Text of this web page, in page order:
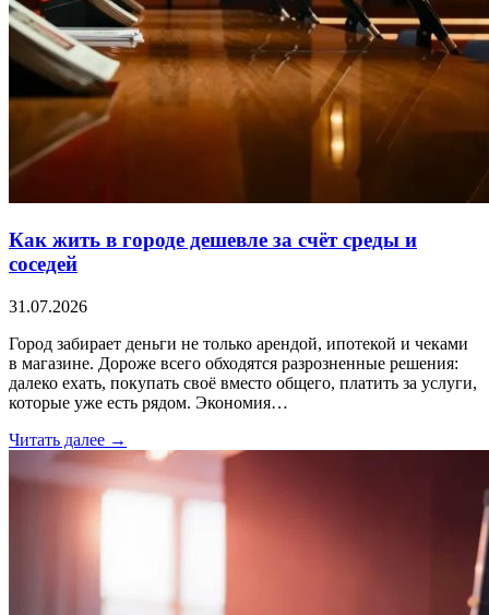
Как жить в городе дешевле за счёт среды и
соседей
31.07.2026
Город забирает деньги не только арендой, ипотекой и чеками
в магазине. Дороже всего обходятся разрозненные решения:
далеко ехать, покупать своё вместо общего, платить за услуги,
которые уже есть рядом. Экономия…
Читать далее →